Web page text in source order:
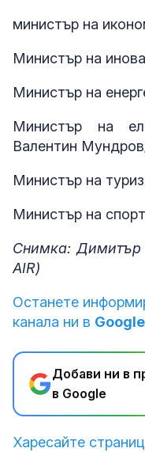
министър на
Министър на
Министър на
Министър на
Валентин
Министър на
Министър на
Снимка: Димитър
AIR)
Останете
канала ни в
Добави ни в
в Google
Харесайте